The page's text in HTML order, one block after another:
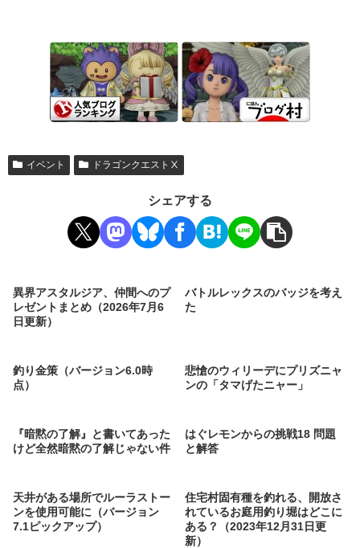
イベント ドラゴンクエストⅩ
シェアする
異界アスタルジア、仲間へのプ
レゼントまとめ（2026年7月6
日更新）
バトルレックスのバッジを考え
た
釣り金策（バージョン6.0時
点）
悲愴のウィリーデにプリズニャ
ンの「タマげたニャー」
『暗黙の了解』と書いてあった
けど全然暗黙の了解じゃない件
はぐレモンからの挑戦18 問題
と解答
天井がある場所でルーラストー
ンを使用可能に（バージョン
7.1ピックアップ）
住宅村固有種を釣れる、開放さ
れているお庭用釣り堀はどこに
ある？（2023年12月31日更
新）